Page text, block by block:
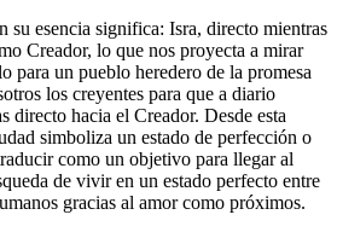
Creador, lo que nos proyecta a mirar
para un pueblo heredero de la promesa
los creyentes para que a diario
directo hacia el Creador. Desde esta
simboliza un estado de perfección o
como un objetivo para llegar al
de vivir en un estado perfecto entre
gracias al amor como próximos.